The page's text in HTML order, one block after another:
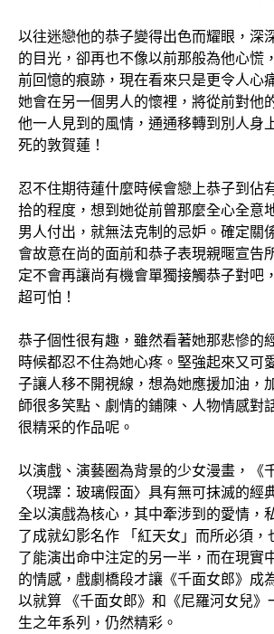
以往迷戀他的恭子變得出色而耀眼，深
的目光，卻再也不像以前那般為他心慌
前回憶的痕跡，現在看來只是更令人心
她會在另一個男人的懷裡，將從前對他
他一人見到的風情，通通移轉到別人身
死的敦賀蓮！
忍不住期待蓮什麼時候會戀上恭子到佔
拾的程度，想到她從前曾那麼全心全意
男人付出，就無法克制的忌妒。確定關
會故意在尚的面前和恭子表現親暱宣告
定不會再讓尚有機會單獨接觸恭子對吧
超可怕！
恭子個性很有趣，雖然看著她那悲慘的
時候都忍不住為她心疼。堅強起來又可
子讓人移不開視線，想為她應援加油，
師很多笑點、劇情的鋪陳、人物情感對
很精采的作品呢。
以演戲、演藝圈為背景的少女漫畫，《
〈現譯：玻璃假面〉具有無可抹滅的經
全以演戲為核心，其中牽涉到的愛情，
了成就幻影名作 「紅天女」而所必須，
了能演出命中注定的另一半，而在現實
的情感，戲劇橋段才讓《千面女郎》成
以就算 《千面女郎》和《尼羅河女兒》
生之年系列，仍然精彩。